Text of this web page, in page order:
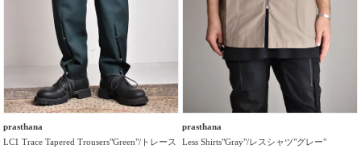
prasthana
LC1 Trace Tapered Trousers"Green"/トレース
prasthana
Less Shirts"Gray"/レスシャツ"グレー"